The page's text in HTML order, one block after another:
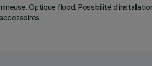
Optique flood. Possibilité